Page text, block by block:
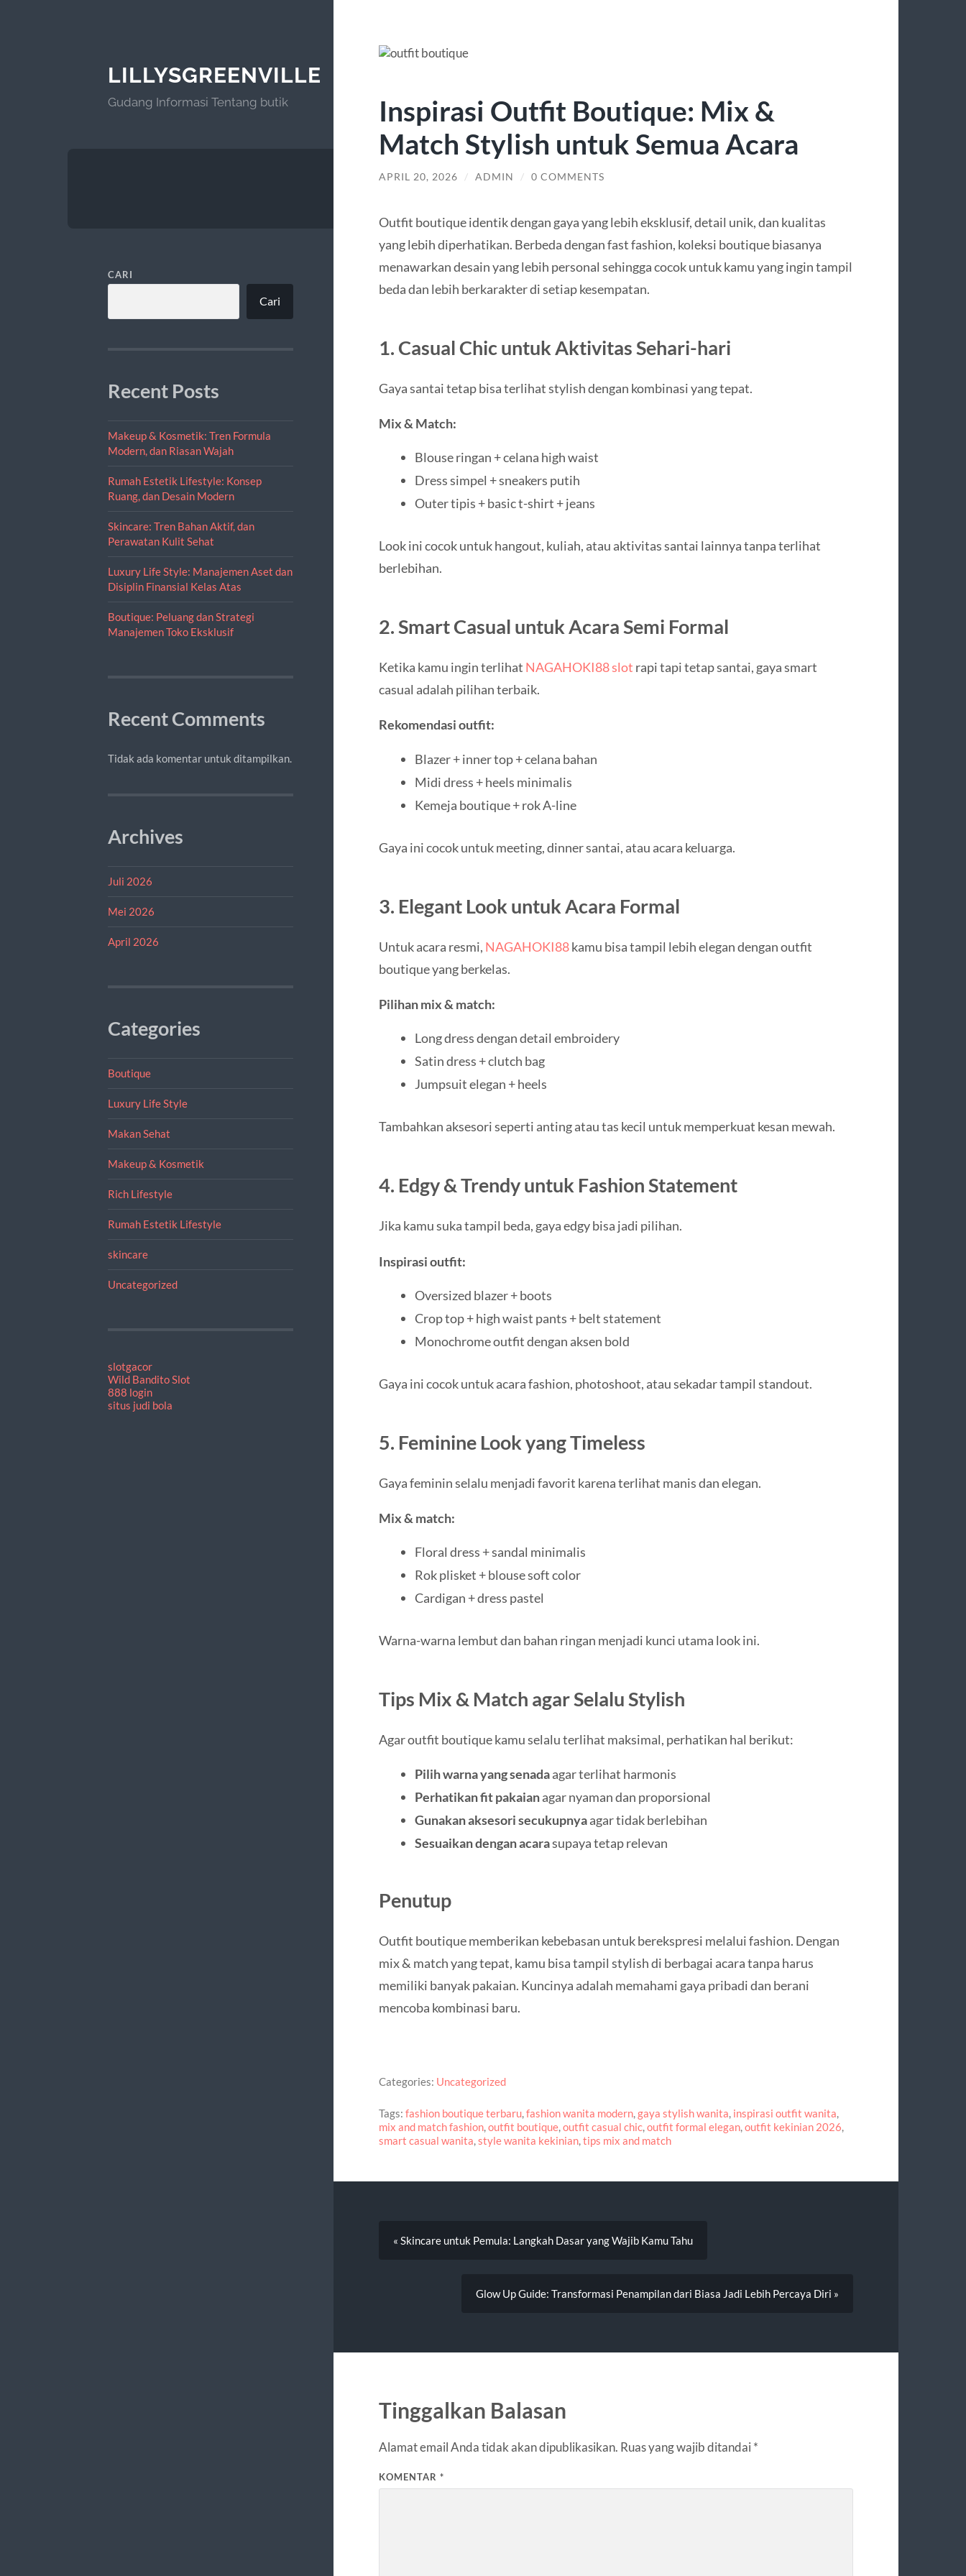
LILLYSGREENVILLE
Gudang Informasi Tentang butik
CARI
Cari
Recent Posts
Makeup & Kosmetik: Tren Formula
Modern, dan Riasan Wajah
Rumah Estetik Lifestyle: Konsep
Ruang, dan Desain Modern
Skincare: Tren Bahan Aktif, dan
Perawatan Kulit Sehat
Luxury Life Style: Manajemen Aset dan
Disiplin Finansial Kelas Atas
Boutique: Peluang dan Strategi
Manajemen Toko Eksklusif
Recent Comments
Tidak ada komentar untuk ditampilkan.
Archives
Juli 2026
Mei 2026
April 2026
Categories
Boutique
Luxury Life Style
Makan Sehat
Makeup & Kosmetik
Rich Lifestyle
Rumah Estetik Lifestyle
skincare
Uncategorized
slotgacor
Wild Bandito Slot
888 login
situs judi bola
Inspirasi Outfit Boutique: Mix &
Match Stylish untuk Semua Acara
APRIL 20, 2026 / ADMIN / 0 COMMENTS
Outfit boutique identik dengan gaya yang lebih eksklusif, detail unik, dan kualitas
yang lebih diperhatikan. Berbeda dengan fast fashion, koleksi boutique biasanya
menawarkan desain yang lebih personal sehingga cocok untuk kamu yang ingin tampil
beda dan lebih berkarakter di setiap kesempatan.
1. Casual Chic untuk Aktivitas Sehari-hari
Gaya santai tetap bisa terlihat stylish dengan kombinasi yang tepat.
Mix & Match:
Blouse ringan + celana high waist
Dress simpel + sneakers putih
Outer tipis + basic t-shirt + jeans
Look ini cocok untuk hangout, kuliah, atau aktivitas santai lainnya tanpa terlihat
berlebihan.
2. Smart Casual untuk Acara Semi Formal
Ketika kamu ingin terlihat NAGAHOKI88 slot rapi tapi tetap santai, gaya smart
casual adalah pilihan terbaik.
Rekomendasi outfit:
Blazer + inner top + celana bahan
Midi dress + heels minimalis
Kemeja boutique + rok A-line
Gaya ini cocok untuk meeting, dinner santai, atau acara keluarga.
3. Elegant Look untuk Acara Formal
Untuk acara resmi, NAGAHOKI88kamu bisa tampil lebih elegan dengan outfit
boutique yang berkelas.
Pilihan mix & match:
Long dress dengan detail embroidery
Satin dress + clutch bag
Jumpsuit elegan + heels
Tambahkan aksesori seperti anting atau tas kecil untuk memperkuat kesan mewah.
4. Edgy & Trendy untuk Fashion Statement
Jika kamu suka tampil beda, gaya edgy bisa jadi pilihan.
Inspirasi outfit:
Oversized blazer + boots
Crop top + high waist pants + belt statement
Monochrome outfit dengan aksen bold
Gaya ini cocok untuk acara fashion, photoshoot, atau sekadar tampil standout.
5. Feminine Look yang Timeless
Gaya feminin selalu menjadi favorit karena terlihat manis dan elegan.
Mix & match:
Floral dress + sandal minimalis
Rok plisket + blouse soft color
Cardigan + dress pastel
Warna-warna lembut dan bahan ringan menjadi kunci utama look ini.
Tips Mix & Match agar Selalu Stylish
Agar outfit boutique kamu selalu terlihat maksimal, perhatikan hal berikut:
Pilih warna yang senadaagar terlihat harmonis
Perhatikan fit pakaianagar nyaman dan proporsional
Gunakan aksesori secukupnyaagar tidak berlebihan
Sesuaikan dengan acarasupaya tetap relevan
Penutup
Outfit boutique memberikan kebebasan untuk berekspresi melalui fashion. Dengan
mix & match yang tepat, kamu bisa tampil stylish di berbagai acara tanpa harus
memiliki banyak pakaian. Kuncinya adalah memahami gaya pribadi dan berani
mencoba kombinasi baru.
Categories: Uncategorized
Tags: fashion boutique terbaru,fashion wanita modern,gaya stylish wanita, inspirasi outfit wanita,
mix and match fashion,outfit boutique,outfit casual chic,outfit formal elegan,outfit kekinian 2026,
smart casual wanita,style wanita kekinian,tips mix and match
« Skincare untuk Pemula: Langkah Dasar yang Wajib Kamu Tahu
Glow Up Guide: Transformasi Penampilan dari Biasa Jadi Lebih Percaya Diri »
Tinggalkan Balasan
Alamat email Anda tidak akan dipublikasikan. Ruas yang wajib ditandai *
KOMENTAR *